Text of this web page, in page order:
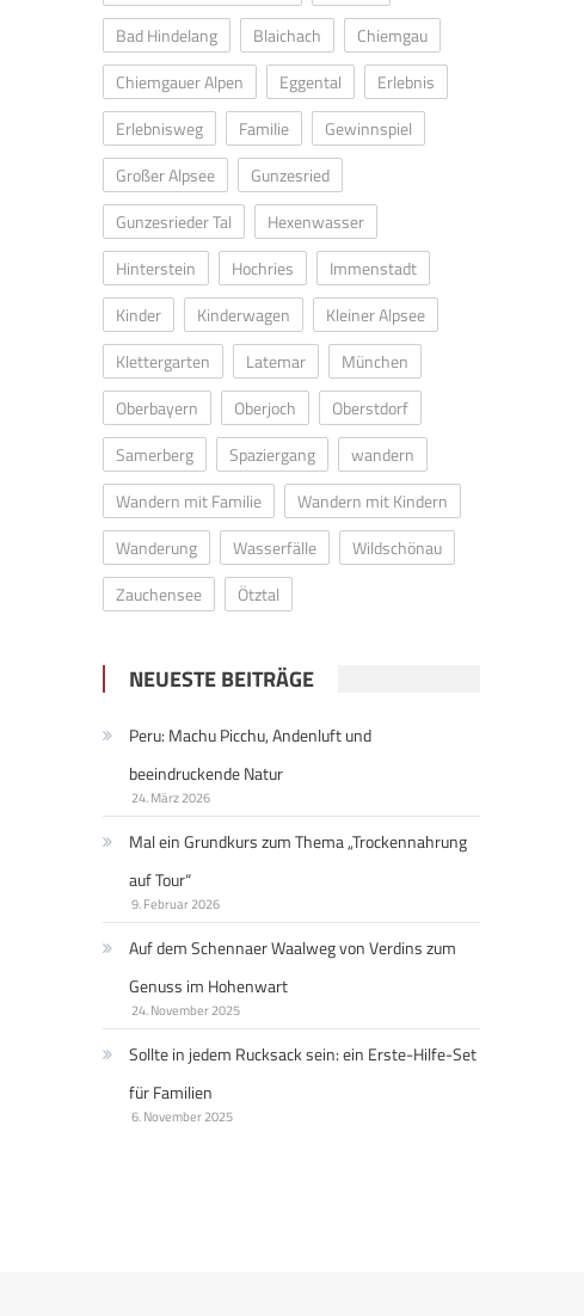
Bad Hindelang
Blaichach
Chiemgau
Chiemgauer Alpen
Eggental
Erlebnis
Erlebnisweg
Familie
Gewinnspiel
Großer Alpsee
Gunzesried
Gunzesrieder Tal
Hexenwasser
Hinterstein
Hochries
Immenstadt
Kinder
Kinderwagen
Kleiner Alpsee
Klettergarten
Latemar
München
Oberbayern
Oberjoch
Oberstdorf
Samerberg
Spaziergang
wandern
Wandern mit Familie
Wandern mit Kindern
Wanderung
Wasserfälle
Wildschönau
Zauchensee
Ötztal
NEUESTE BEITRÄGE
Peru: Machu Picchu, Andenluft und
beeindruckende Natur
24. März 2026
Mal ein Grundkurs zum Thema „Trockennahrung
auf Tour“
9. Februar 2026
Auf dem Schennaer Waalweg von Verdins zum
Genuss im Hohenwart
24. November 2025
Sollte in jedem Rucksack sein: ein Erste-Hilfe-Set
für Familien
6. November 2025